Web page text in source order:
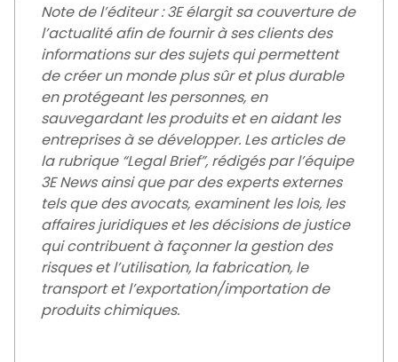
Note de l’éditeur : 3E élargit sa couverture de
l’actualité afin de fournir à ses clients des
informations sur des sujets qui permettent
de créer un monde plus sûr et plus durable
en protégeant les personnes, en
sauvegardant les produits et en aidant les
entreprises à se développer. Les articles de
la rubrique “Legal Brief”, rédigés par l’équipe
3E News ainsi que par des experts externes
tels que des avocats, examinent les lois, les
affaires juridiques et les décisions de justice
qui contribuent à façonner la gestion des
risques et l’utilisation, la fabrication, le
transport et l’exportation/importation de
produits chimiques.